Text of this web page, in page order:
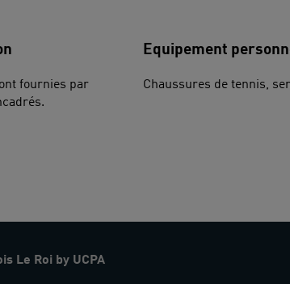
fournies par
Equipement
Chaussures de tennis,
Le Roi by UCPA